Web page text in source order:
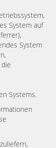
System auf
System
Systems.